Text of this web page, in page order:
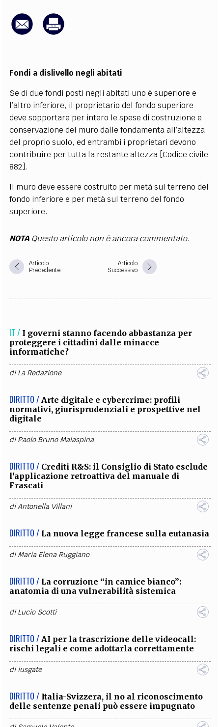
CODICI RUBRICHE
Fondi a dislivello negli abitati
Se di due fondi posti negli abitati uno è superiore e
l’altro inferiore, il proprietario del fondo superiore
deve sopportare per intero le spese di costruzione e
conservazione del muro dalle fondamenta all’altezza
del proprio suolo, ed entrambi i proprietari devono
contribuire per tutta la restante altezza [Codice civile
882].
Il muro deve essere costruito per metà sul terreno del
fondo inferiore e per metà sul terreno del fondo
superiore.
NOTA Questo articolo non è ancora commentato.
Articolo
Precedente
Articolo
Successivo
IT / I governi stanno facendo abbastanza per
proteggere i cittadini dalle minacce
informatiche?
diLa Redazione
DIRITTO / Arte digitale e cybercrime: profili
normativi, giurisprudenziali e prospettive nel
digitale
diPaolo Bruno Malaspina
DIRITTO / Crediti R&S: il Consiglio di Stato esclude
l'applicazione retroattiva del manuale di
Frascati
diAntonella Villani
DIRITTO / La nuova legge francese sulla eutanasia
diMaria Elena Ruggiano
DIRITTO / La corruzione “in camice bianco”:
anatomia di una vulnerabilità sistemica
diLucio Scotti
DIRITTO / AI per la trascrizione delle videocall:
rischi legali e come adottarla correttamente
diiusgate
DIRITTO / Italia-Svizzera, il no al riconoscimento
delle sentenze penali può essere impugnato